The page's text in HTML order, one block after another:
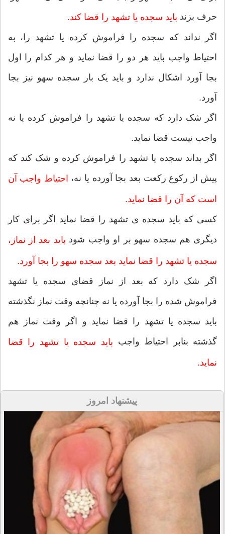
حرف بزند باید سجده یا تشهد را قضا کند.
اگر نداند که سجده را فراموش کرده یا تشهد را، به
احتیاط واجب باید هر دو را قضا نماید و هر کدام را اول
بجا آورد اشکال ندارد و باید یک بار سجده سهو نیز بجا
آورد.
اگر شک دارد که سجده یا تشهد را فراموش کرده یا نه
واجب نیست قضا نماید.
اگر بداند سجده یا تشهد را فراموش کرده و شک کند که
پیش از رکوع رکعت بعد بجا آورده یا نه، احتیاط واجب آن
است که آن را قضا نماید.
کسی که باید سجده ی تشهد را قضا نماید اگر برای کار
دیگری هم سجده سهو بر او واجب شود باید بعد از نماز،
سجده یا تشهد را قضا نماید بعد سجده سهو را بجا آورد.
اگر شک دارد که بعد از نماز قضای سجده یا تشهد
فراموش شده را بجا آورده یا نه چنانچه وقت نماز نگذشته
باید سجده یا تشهد را قضا نماید و اگر وقت نماز هم
گذشته بنابر احتیاط واجب باید سجده یا تشهد را قضا
نماید.
پیشنهاد امروز